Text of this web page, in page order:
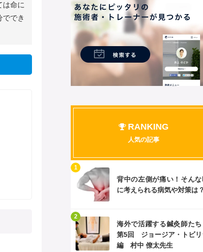
は命に
でき
RANKING
人気の記事
背中の左側が痛い！そんな
に考えられる病気や対策は？
1
海外で活躍する鍼灸師たち
第5回 ジョージア・トビリ
編 村中 僚太先生
2